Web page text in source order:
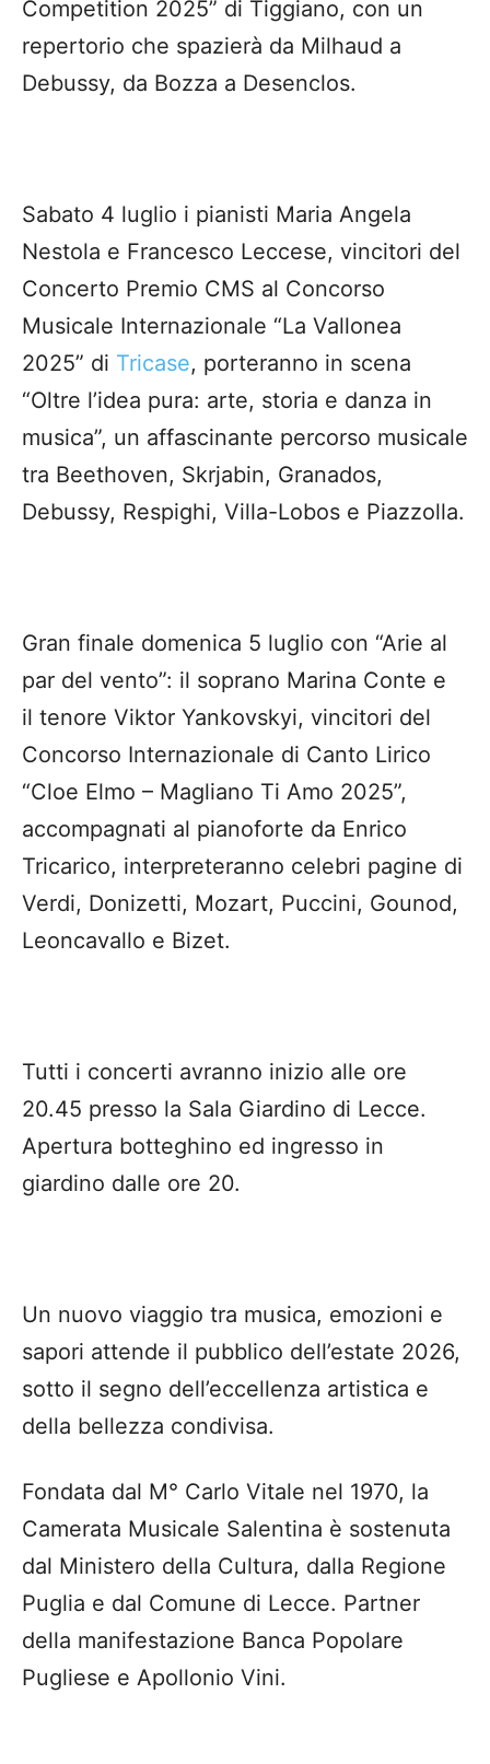
Competition 2025” di Tiggiano, con un
repertorio che spazierà da Milhaud a
Debussy, da Bozza a Desenclos.
Sabato 4 luglio i pianisti Maria Angela
Nestola e Francesco Leccese, vincitori del
Concerto Premio CMS al Concorso
Musicale Internazionale “La Vallonea
2025” di Tricase, porteranno in scena
“Oltre l’idea pura: arte, storia e danza in
musica”, un affascinante percorso musicale
tra Beethoven, Skrjabin, Granados,
Debussy, Respighi, Villa-Lobos e Piazzolla.
Gran finale domenica 5 luglio con “Arie al
par del vento”: il soprano Marina Conte e
il tenore Viktor Yankovskyi, vincitori del
Concorso Internazionale di Canto Lirico
“Cloe Elmo – Magliano Ti Amo 2025”,
accompagnati al pianoforte da Enrico
Tricarico, interpreteranno celebri pagine di
Verdi, Donizetti, Mozart, Puccini, Gounod,
Leoncavallo e Bizet.
Tutti i concerti avranno inizio alle ore
20.45 presso la Sala Giardino di Lecce.
Apertura botteghino ed ingresso in
giardino dalle ore 20.
Un nuovo viaggio tra musica, emozioni e
sapori attende il pubblico dell’estate 2026,
sotto il segno dell’eccellenza artistica e
della bellezza condivisa.
Fondata dal M° Carlo Vitale nel 1970, la
Camerata Musicale Salentina è sostenuta
dal Ministero della Cultura, dalla Regione
Puglia e dal Comune di Lecce. Partner
della manifestazione Banca Popolare
Pugliese e Apollonio Vini.